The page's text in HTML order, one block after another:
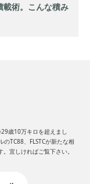
載術。こんな積み
歳10万キロを超えまし
TC88、FLSTCが新たな相
宜しければご覧下さい。